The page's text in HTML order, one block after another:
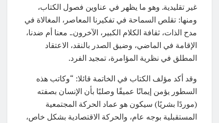
غير تقليدية. وهو ما يظهر في عناوين فصول الكتاب،
ومنها: تقلص السماحة في تفكيرنا المعاصر، المغالاة في
مدح الذات، ثقافة الكلام الكبير، الآخرون.. معنا أم ضدنا،
الإقامة في الماضي، وضيق الصدر بالنقد، الاعتقاد
المطلق في نظرية المؤامرة، تمجيد الفرد.
وقد أكد مؤلف الكتاب في الخاتمة قائلا: “وكاتب هذه
السطور يؤمن إيمانًا عميقًا وصلبًا بأن الإنسان بصفته
(موردًا بشريًا) سيكون هو عماد الحركة المجتمعية
المستقبلية بوجه عام، والحركة الاقتصادية بشكل خاص،